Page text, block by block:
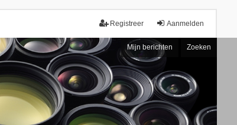
Aanmelden
Registreer
Mijn berichten Zoeken